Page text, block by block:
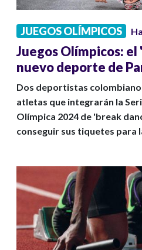
JUEGOS OLÍMPICOS
Juegos Olímpicos:
nuevo deporte de
Dos deportistas
atletas que integrarán la
Olímpica 2024 de 'break
conseguir sus tiquetes para